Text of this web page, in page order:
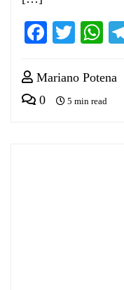
Mariano Potena
0
5 min read